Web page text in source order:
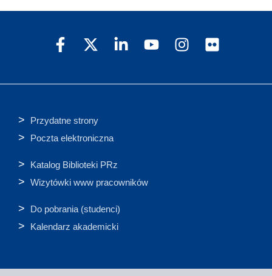
Przydatne strony
Poczta elektroniczna
Katalog Biblioteki PRz
Wizytówki www pracowników
Do pobrania (studenci)
Kalendarz akademicki